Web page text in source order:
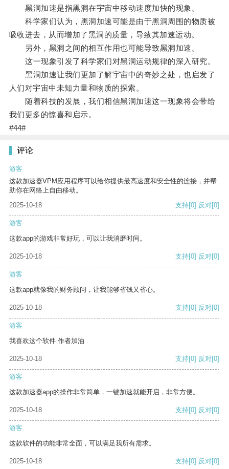
黑洞加速是指黑洞在宇宙中移动速度加快的现象。
科学家们认为，黑洞加速可能是由于黑洞周围的物质被
吸收进去，从而增加了黑洞的质量，导致其加速运动。
另外，黑洞之间的相互作用也可能导致黑洞加速。
这一现象引发了科学家们对黑洞运动规律的深入研究。
黑洞加速让我们更加了解宇宙中的奇妙之处，也启发了
人们对宇宙中未知力量和物质的探索。
随着科技的发展，我们相信黑洞加速这一现象将会带给
我们更多的惊喜和启示。
#44#
评论
游客
这款加速器VPM应用程序可以给你提供最高速度和安全性的连接，并帮
助你在网络上自由移动。
2025-10-18
支持[0] 反对[0]
游客
这款app的游戏非常好玩，可以让我消磨时间。
2025-10-18 支持[0] 反对[0]
游客
这款app就像我的财务顾问，让我能够省钱又省心。
2025-10-18 支持[0] 反对[0]
游客
我喜欢这个软件 作者加油
2025-10-18 支持[0] 反对[0]
游客
这款加速器app的操作非常简单，一键加速就能开启，非常方便。
2025-10-18 支持[0] 反对[0]
游客
这款软件的功能非常全面，可以满足我所有需求。
2025-10-18 支持[0] 反对[0]